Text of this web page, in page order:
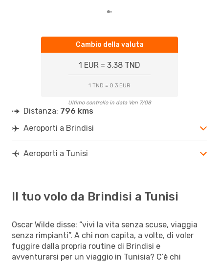
Cambio della valuta
1 EUR = 3.38 TND
1 TND = 0.3 EUR
Ultimo controllo in data Ven 7/08
Distanza: 796 kms
Aeroporti a Brindisi
Aeroporti a Tunisi
Il tuo volo da Brindisi a Tunisi
Oscar Wilde disse: “vivi la vita senza scuse, viaggia
senza rimpianti”. A chi non capita, a volte, di voler
fuggire dalla propria routine di Brindisi e
avventurarsi per un viaggio in Tunisia? C’è chi